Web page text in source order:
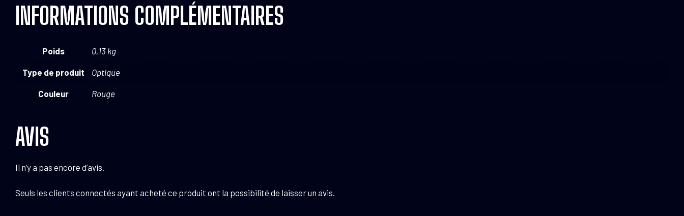
INFORMATIONS COMPLÉMENTAIRES
Poids 0,13 kg
Type de produit Optique
Couleur Rouge
AVIS
Il n’y a pas encore d’avis.
Seuls les clients connectés ayant acheté ce produit ont la possibilité de laisser un avis.